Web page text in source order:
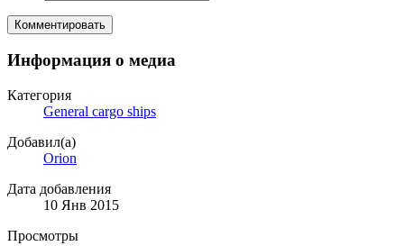
Комментировать
Информация о медиа
Категория
General cargo ships
Добавил(а)
Orion
Дата добавления
10 Янв 2015
Просмотры